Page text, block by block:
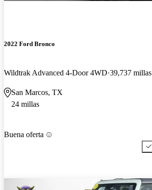
2022 Ford Bronco
Wildtrak Advanced 4-Door 4WD 39,737 millas
San Marcos, TX
24 millas
Buena oferta